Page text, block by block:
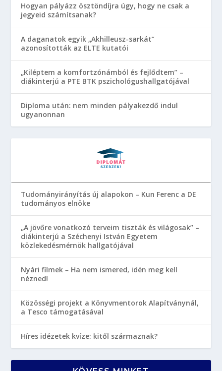
Hogyan pályázz ösztöndíjra úgy, hogy ne csak a
jegyeid számítsanak?
A daganatok egyik „Akhilleusz-sarkát”
azonosították az ELTE kutatói
„Kiléptem a komfortzónámból és fejlődtem” –
diákinterjú a PTE BTK pszichológushallgatójával
Diploma után: nem minden pályakezdő indul
ugyanonnan
Tudományirányítás új alapokon – Kun Ferenc a DE
tudományos elnöke
„A jövőre vonatkozó terveim tiszták és világosak” –
diákinterjú a Széchenyi István Egyetem
közlekedésmérnök hallgatójával
Nyári filmek – Ha nem ismered, idén meg kell
nézned!
Közösségi projekt a Könyvmentorok Alapítványnál,
a Tesco támogatásával
Híres idézetek kvíze: kitől származnak?